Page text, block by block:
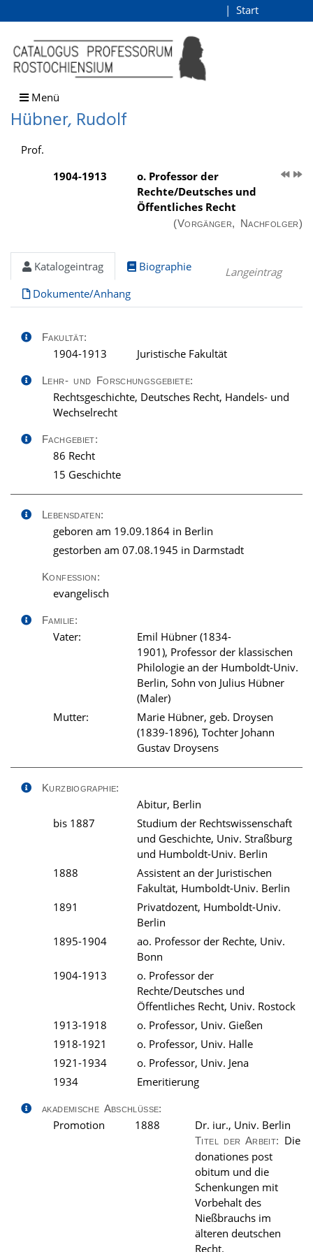
Hübner, Rudolf
direkt zum Inhalt
Start
Menü
Hübner, Rudolf
Prof.
1904-1913
o. Professor der
Rechte/Deutsches und
Öffentliches Recht
(Vorgänger, Nachfolger)
Katalogeintrag
Biographie
Dokumente/Anhang
Langeintrag
Fakultät:
1904-1913 Juristische Fakultät
Lehr- und Forschungsgebiete:
Rechtsgeschichte, Deutsches Recht, Handels- und
Wechselrecht
Fachgebiet:
86 Recht
15 Geschichte
Lebensdaten:
geboren am 19.09.1864 in Berlin
gestorben am 07.08.1945 in Darmstadt
Konfession:
evangelisch
Familie:
Vater:
Emil Hübner (1834-
1901), Professor der klassischen
Philologie an der Humboldt-Univ.
Berlin, Sohn von Julius Hübner
(Maler)
Mutter:
Marie Hübner, geb. Droysen
(1839-1896), Tochter Johann
Gustav Droysens
Kurzbiographie:
Abitur, Berlin
bis 1887
Studium der Rechtswissenschaft
und Geschichte, Univ. Straßburg
und Humboldt-Univ. Berlin
1888
Assistent an der Juristischen
Fakultät, Humboldt-Univ. Berlin
1891
Privatdozent, Humboldt-Univ.
Berlin
1895-1904
ao. Professor der Rechte, Univ.
Bonn
1904-1913
o. Professor der
Rechte/Deutsches und
Öffentliches Recht, Univ. Rostock
1913-1918
o. Professor, Univ. Gießen
1918-1921
o. Professor, Univ. Halle
1921-1934
o. Professor, Univ. Jena
1934
Emeritierung
akademische Abschlüsse:
Promotion 1888 Dr. iur., Univ. Berlin
Titel der Arbeit: Die
donationes post
obitum und die
Schenkungen mit
Vorbehalt des
Nießbrauchs im
älteren deutschen
Recht.